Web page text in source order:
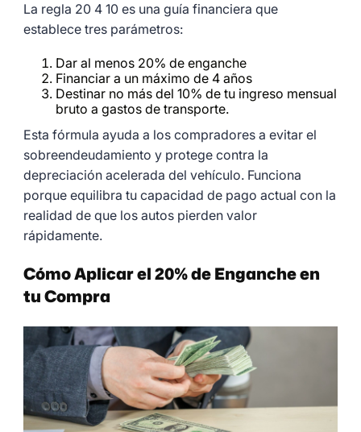
La regla 20 4 10 es una guía financiera que
establece tres parámetros:
Dar al menos 20% de enganche
Financiar a un máximo de 4 años
Destinar no más del 10% de tu ingreso mensual
bruto a gastos de transporte.
Esta fórmula ayuda a los compradores a evitar el
sobreendeudamiento y protege contra la
depreciación acelerada del vehículo. Funciona
porque equilibra tu capacidad de pago actual con la
realidad de que los autos pierden valor
rápidamente.
Cómo Aplicar el 20% de Enganche en
tu Compra